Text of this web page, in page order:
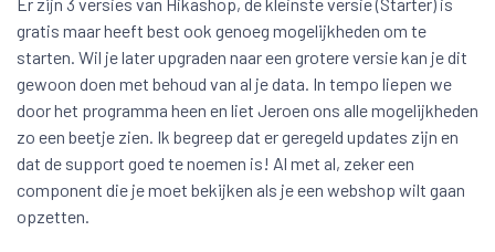
gratis maar heeft best ook genoeg mogelijkheden om te
starten. Wil je later upgraden naar een grotere versie kan je dit
gewoon doen met behoud van al je data. In tempo liepen we
door het programma heen en liet Jeroen ons alle mogelijkheden
zo een beetje zien. Ik begreep dat er geregeld updates zijn en
dat de support goed te noemen is! Al met al, zeker een
component die je moet bekijken als je een webshop wilt gaan
opzetten.